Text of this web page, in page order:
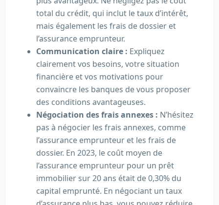
total du crédit, qui inclut le taux d’intérêt,
mais également les frais de dossier et
l’assurance emprunteur.
Communication claire : Expliquez
clairement vos besoins, votre situation
financière et vos motivations pour
convaincre les banques de vous proposer
des conditions avantageuses.
Négociation des frais annexes : N’hésitez
pas à négocier les frais annexes, comme
l’assurance emprunteur et les frais de
dossier. En 2023, le coût moyen de
l’assurance emprunteur pour un prêt
immobilier sur 20 ans était de 0,30% du
capital emprunté. En négociant un taux